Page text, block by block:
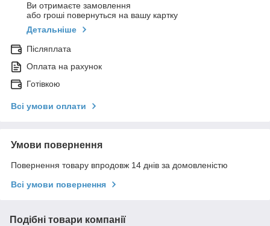
Ви отримаєте замовлення
або гроші повернуться на вашу картку
Детальніше
Післяплата
Оплата на рахунок
Готівкою
Всі умови оплати
Умови повернення
Повернення товару впродовж 14 днів за домовленістю
Всі умови повернення
Подібні товари компанії